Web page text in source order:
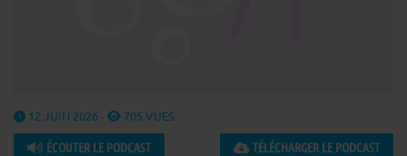
12 JUIN 2026 - 705 VUES
ÉCOUTER LE PODCAST TÉLÉCHARGER LE PODCAST